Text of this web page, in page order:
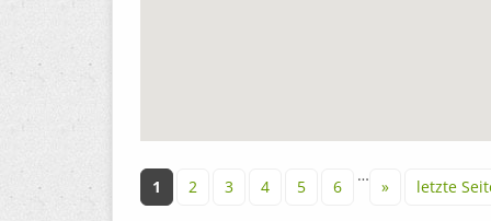
1 2 3 4 5 6
…
» letzte